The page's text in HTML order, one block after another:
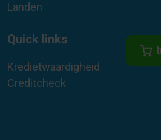
Landen
Quick links
Kredietwaardigheid
Creditcheck